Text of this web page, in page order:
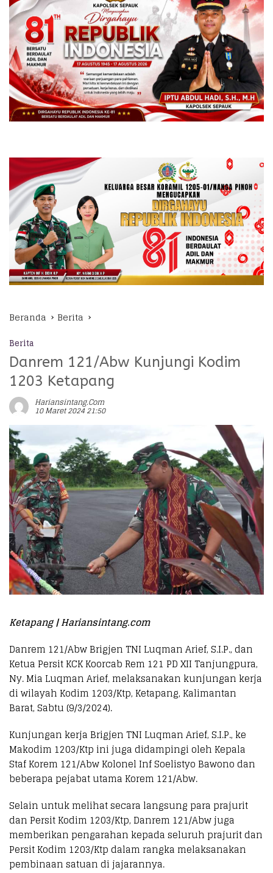
Beranda Berita
Berita
Danrem 121/Abw Kunjungi Kodim
1203 Ketapang
Hariansintang.com
10 Maret 2024 21:50
Ketapang | Hariansintang.com
Danrem 121/Abw Brigjen TNI Luqman Arief, S.I.P., dan
Ketua Persit KCK Koorcab Rem 121 PD XII Tanjungpura,
Ny. Mia Luqman Arief, melaksanakan kunjungan kerja
di wilayah Kodim 1203/Ktp, Ketapang, Kalimantan
Barat, Sabtu (9/3/2024).
Kunjungan kerja Brigjen TNI Luqman Arief, S.I.P., ke
Makodim 1203/Ktp ini juga didampingi oleh Kepala
Staf Korem 121/Abw Kolonel Inf Soelistyo Bawono dan
beberapa pejabat utama Korem 121/Abw.
Selain untuk melihat secara langsung para prajurit
dan Persit Kodim 1203/Ktp, Danrem 121/Abw juga
memberikan pengarahan kepada seluruh prajurit dan
Persit Kodim 1203/Ktp dalam rangka melaksanakan
pembinaan satuan di jajarannya.